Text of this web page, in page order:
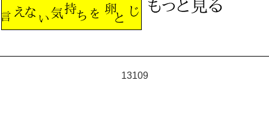
13109